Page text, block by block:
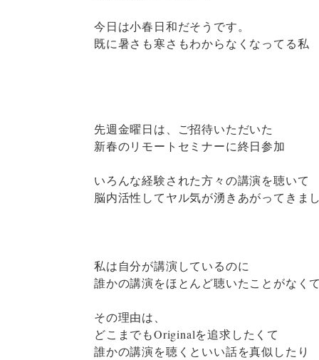
今日は小春日和だそうです。
既に暑さも寒さもわからなくなってる私
先週金曜日は、ご招待いただいた
新春のリモートセミナーに終日参加
いろんな経験された方々の講演を聴いて
脳内活性してヤル気が湧きあがってきまし
私は自分が講演しているのに
誰かの講演をほとんど聴いたことがなくて
その理由は、
どこまでもOriginalを追求したくて
誰かの講演を聴くといい話を真似したり